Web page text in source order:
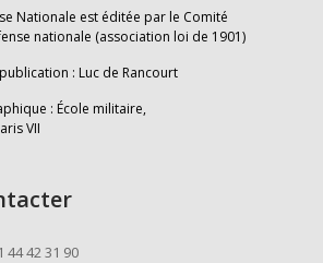
Nationale est éditée par le Comité
nationale (association loi de 1901)
: Luc de Rancourt
: École militaire,
VII
44 42 31 90